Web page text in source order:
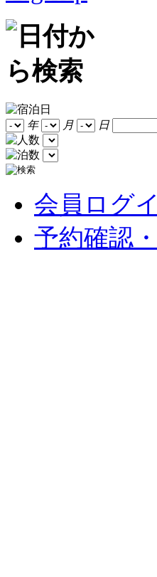
年 月 日
会員ログ
予約確認